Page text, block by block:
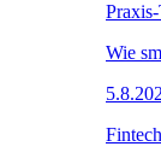
Wie
Fintech